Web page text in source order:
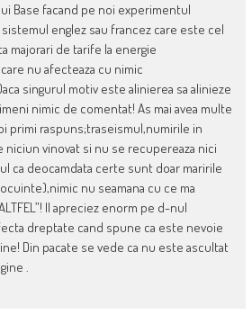
Base facand pe noi experimentul
sistemul englez sau francez care este cel
majorari de tarife la energie
nu afecteaza cu nimic
singurul motiv este alinierea sa alinieze
nimic de comentat! As mai avea multe
primi raspuns;traseismul,numirile in
niciun vinovat si nu se recupereaza nici
ca deocamdata certe sunt doar maririle
nu seamana cu ce ma
Il apreciez enorm pe d-nul
dreptate cand spune ca este nevoie
Din pacate se vede ca nu este ascultat
.